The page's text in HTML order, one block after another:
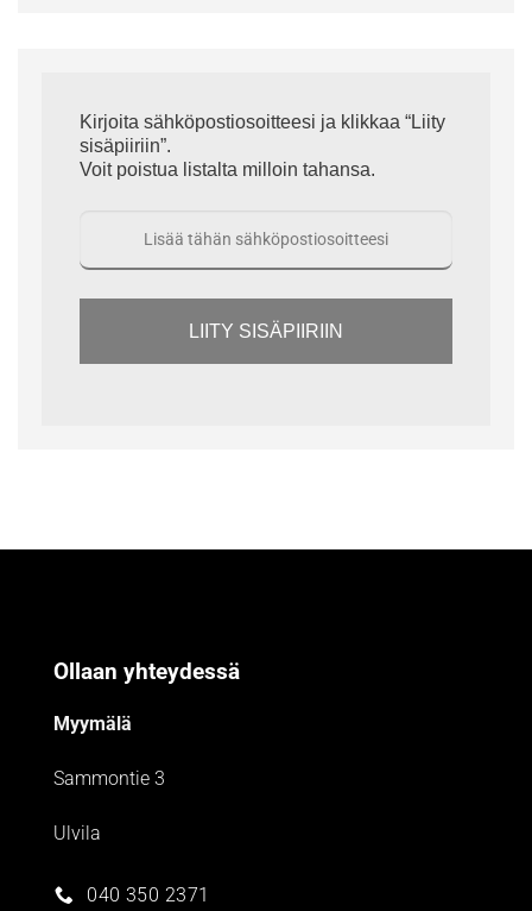
Kirjoita sähköpostiosoitteesi ja klikkaa “Liity
sisäpiiriin”.
Voit poistua listalta milloin tahansa.
LIITY SISÄPIIRIIN
Ollaan yhteydessä
Myymälä
Sammontie 3
Ulvila
040 350 2371